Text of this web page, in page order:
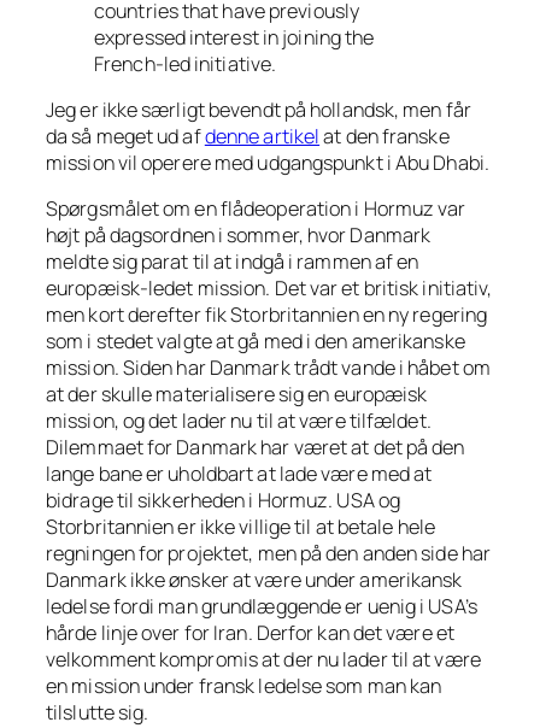
countries that have previously
expressed interest in joining the
French-led initiative.
Jeg er ikke særligt bevendt på hollandsk, men får
da så meget ud afdenne artikelat den franske
mission vil operere med udgangspunkt i Abu Dhabi.
Spørgsmålet om en flådeoperation i Hormuz var
højt på dagsordnen i sommer, hvor Danmark
meldte sig parat til at indgå i rammen af en
europæisk-ledet mission. Det var et britisk initiativ,
men kort derefter fik Storbritannien en ny regering
som i stedet valgte at gå med i den amerikanske
mission. Siden har Danmark trådt vande i håbet om
at der skulle materialisere sig en europæisk
mission, og det lader nu til at være tilfældet.
Dilemmaet for Danmark har været at det på den
lange bane er uholdbart at lade være med at
bidrage til sikkerheden i Hormuz. USA og
Storbritannien er ikke villige til at betale hele
regningen for projektet, men på den anden side har
Danmark ikke ønsker at være under amerikansk
ledelse fordi man grundlæggende er uenig i USA’s
hårde linje over for Iran. Derfor kan det være et
velkomment kompromis at der nu lader til at være
en mission under fransk ledelse som man kan
tilslutte sig.